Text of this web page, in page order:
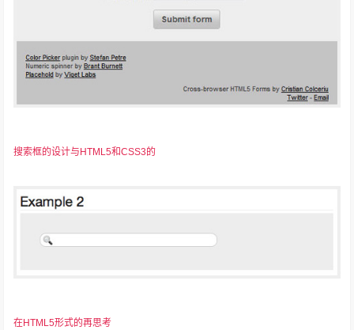
搜索框的设计与HTML5和CSS3的
在HTML5形式的再思考